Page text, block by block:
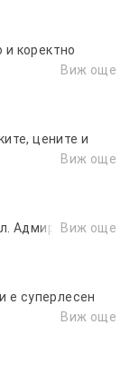
коректно
Виж още
цените и
Виж още
АдмирацииВиж още
е суперлесен
Виж още